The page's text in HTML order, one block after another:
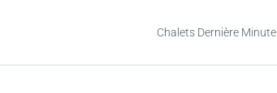
Chalets Dernière Minute